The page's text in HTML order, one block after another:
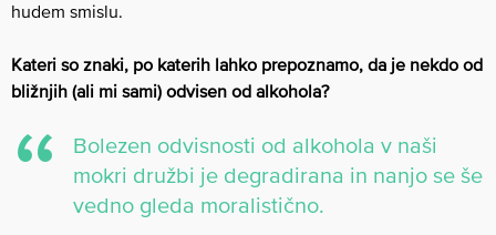
hudem smislu.
Kateri so znaki, po katerih lahko prepoznamo, da je nekdo od
bližnjih (ali mi sami) odvisen od alkohola?
Bolezen odvisnosti od alkohola v naši
mokri družbi je degradirana in nanjo se še
vedno gleda moralistično.